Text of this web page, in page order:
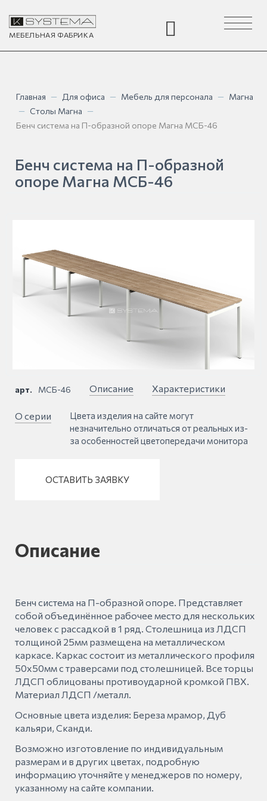
МЕБЕЛЬНАЯ ФАБРИКА
Toggle
navigation
Главная — Для офиса — Мебель для персонала — Магна
— Столы Магна —
Бенч система на П-образной опоре Магна МСБ-46
Бенч система на П-образной
опоре Магна МСБ-46
арт. МСБ-46 Описание Характеристики
О серии
Цвета изделия на сайте могут
незначительно отличаться от реальных из-
за особенностей цветопередачи монитора
ОСТАВИТЬ ЗАЯВКУ
Описание
Бенч система на П-образной опоре. Представляет
собой объединённое рабочее место для нескольких
человек с рассадкой в 1 ряд. Столешница из ЛДСП
толщиной 25мм размещена на металлическом
каркасе. Каркас состоит из металлического профиля
50х50мм с траверсами под столешницей. Все торцы
ЛДСП облицованы противоударной кромкой ПВХ.
Материал ЛДСП /металл.
Основные цвета изделия: Береза мрамор, Дуб
кальяри, Сканди.
Возможно изготовление по индивидуальным
размерам и в других цветах, подробную
информацию уточняйте у менеджеров по номеру,
указанному на сайте компании.